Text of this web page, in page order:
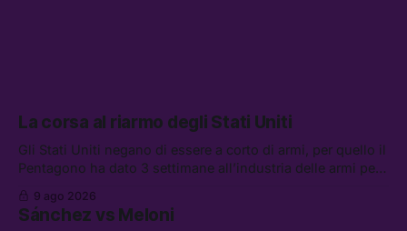
La corsa al riarmo degli Stati Uniti
Gli Stati Uniti negano di essere a corto di armi, per quello il
Pentagono ha dato 3 settimane all’industria delle armi per
continuerà ad usare i servizi di Palantir, la protesta contro
La Russa, e la centrale elettrica di Amazon in Texas
9 ago 2026
Sánchez vs Meloni